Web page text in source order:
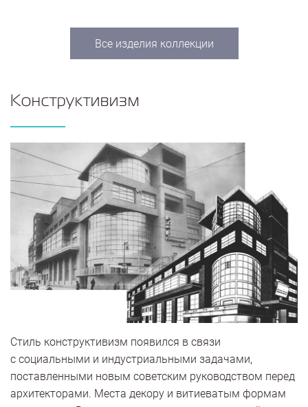
Все изделия коллекции
Конструктивизм
Стиль конструктивизм появился в связи
с социальными и индустриальными задачами,
поставленными новым советским руководством перед
архитекторами. Места декору и витиеватым формам